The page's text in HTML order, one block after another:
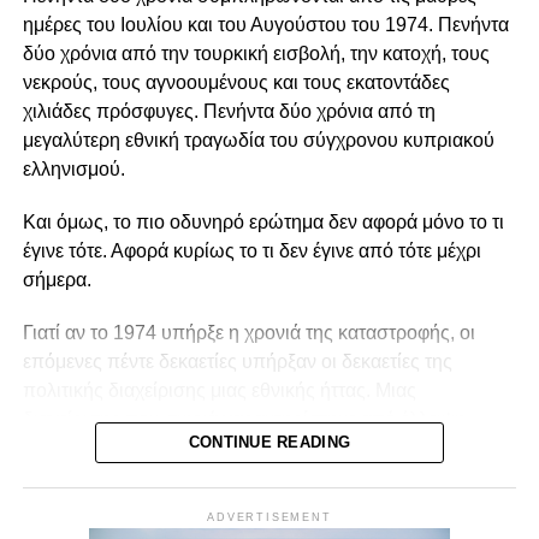
Η αυτονομία αυτή δεν συνεπάγεται πολιτική
ουδετερότητα. Μια οργάνωση μπορεί θεμιτά να
υποστηρίζει περιβαλλοντικές πολιτικές, κοινωνικά
δικαιώματα, θεσμικές μεταρρυθμίσεις ή συγκεκριμένες
νομοθετικές παρεμβάσεις. Μπορεί επίσης να ασκεί κριτική
στην κυβέρνηση, να συνεργάζεται με αιρετούς
εκπροσώπους ή να συμμετέχει σε διαδικασίες δημόσιας
ανοικτή, συμπεριληπτική και αποτελεσματική συμμετοχή
της κοινωνίας των πολιτών ως συστατικό στοιχείο της
δημοκρατικής διακυβέρνησης. Η πολιτική
δραστηριοποίηση, επομένως, δεν αναιρεί την ανεξαρτησία
μιας οργάνωσης, εφόσον είναι διαφανής, συμβατή με τον
Αναγκαία είναι, συνεπώς, η διάκριση μεταξύ θεμιτής
συνηγορίας, δηλωμένης θεσμικής συνεργασίας και
συγκαλυμμένης κομματικής λειτουργίας. Στην πρώτη
ημέρες του Ιουλίου και του Αυγούστου του 1974. Πενήντα
δύο χρόνια από την τουρκική εισβολή, την κατοχή, τους
νεκρούς, τους αγνοουμένους και τους εκατοντάδες
χιλιάδες πρόσφυγες. Πενήντα δύο χρόνια από τη
μεγαλύτερη εθνική τραγωδία του σύγχρονου κυπριακού
ελληνισμού.
Και όμως, το πιο οδυνηρό ερώτημα δεν αφορά μόνο το τι
έγινε τότε. Αφορά κυρίως το τι δεν έγινε από τότε μέχρι
σήμερα.
Γιατί αν το 1974 υπήρξε η χρονιά της καταστροφής, οι
επόμενες πέντε δεκαετίες υπήρξαν οι δεκαετίες της
διαχείρισης που συχνά χαρακτηρίστηκε από έλλειψη
στρατηγικής συνέχειας, εσωτερικές αντιπαραθέσεις και
Άλλες κυβερνήσεις υποσχέθηκαν λύσεις που δεν ήρθαν
CONTINUE READING
ADVERTISEMENT